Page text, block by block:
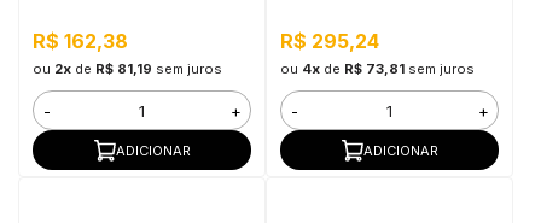
R$ 162,38
ou 2xde R$ 81,19 sem juros
- +
ADICIONAR
R$ 295,24
ou 4xde R$ 73,81 sem juros
- +
ADICIONAR